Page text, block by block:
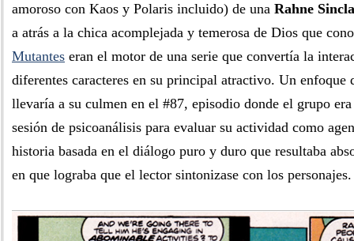
amoroso con Kaos y Polaris incluido) de una Rahne
a atrás a la chica acomplejada y temerosa de Dios que
Mutantes eran el motor de una serie que convertía la
diferentes caracteres en su principal atractivo. Un enfoque
llevaría a su culmen en el #87, episodio donde el grupo
sesión de psicoanálisis para evaluar su actividad como
historia basada en el diálogo puro y duro que resultaba
en que lograba que el lector sintonizase con los personajes.